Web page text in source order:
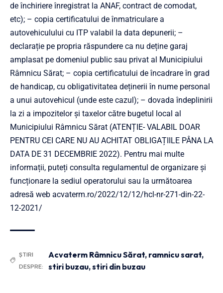
de închiriere înregistrat la ANAF, contract de comodat,
etc); – copia certificatului de înmatriculare a
autovehiculului cu ITP valabil la data depunerii; –
declarație pe propria răspundere ca nu deține garaj
amplasat pe domeniul public sau privat al Municipiului
Râmnicu Sărat; – copia certificatului de încadrare în grad
de handicap, cu obligativitatea deținerii în nume personal
a unui autovehicul (unde este cazul); – dovada îndeplinirii
la zi a impozitelor și taxelor către bugetul local al
Municipiului Râmnicu Sărat (ATENȚIE- VALABIL DOAR
PENTRU CEI CARE NU AU ACHITAT OBLIGAȚIILE PÂNA LA
DATA DE 31 DECEMBRIE 2022). Pentru mai multe
informații, puteți consulta regulamentul de organizare și
funcționare la sediul operatorului sau la următoarea
adresă web acvaterm.ro/2022/12/12/hcl-nr-271-din-22-
12-2021/
ȘTIRI
DESPRE:
Acvaterm Râmnicu Sărat, ramnicu sarat,
stiri buzau,stiri din buzau